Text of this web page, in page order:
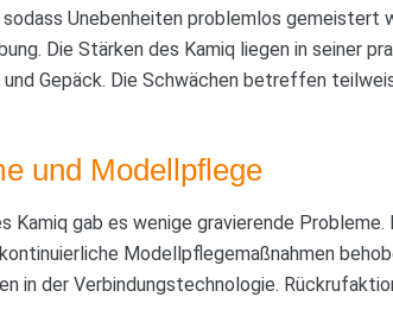
Unebenheiten problemlos gemeistert
Die Stärken des Kamiq liegen in seiner
Gepäck. Die Schwächen betreffen
und Modellpflege
Kamiq gab es wenige gravierende
Modellpflegemaßnahmen
in der Verbindungstechnologie.